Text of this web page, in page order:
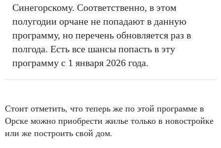
Синегорскому. Соответственно, в этом
полугодии орчане не попадают в данную
программу, но перечень обновляется раз в
полгода. Есть все шансы попасть в эту
программу с 1 января 2026 года.
Стоит отметить, что теперь же по этой программе в
Орске можно приобрести жилье только в новостройке
или же построить свой дом.